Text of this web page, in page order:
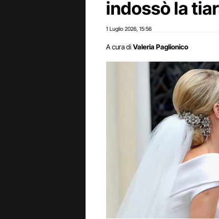
indossò la
1 Luglio 2026 15:56
A cura di Valeria Paglionico